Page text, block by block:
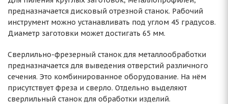
предназначается дисковый отрезной станок. Рабочий
инструмент можно устанавливать под углом 45 градусов.
Диаметр заготовки может достигать 65 мм.
Сверлильно-фрезерный станок для металлообработки
предназначается для выведения отверстий различного
сечения. Это комбинированное оборудование. На нём
присутствует фреза и сверло. Отдельно выделяют
сверлильный станок для обработки изделий.